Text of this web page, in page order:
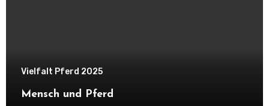
Vielfalt Pferd 2025
Mensch und Pferd